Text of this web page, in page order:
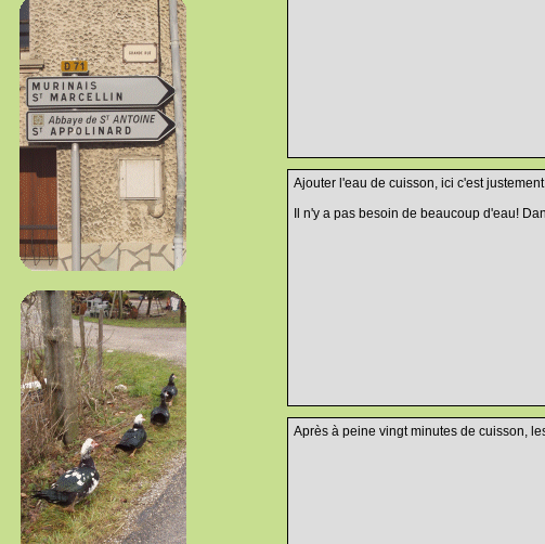
Ajouter l'eau de cuisson, ici c'est
Il n'y a pas besoin de beaucoup d'eau!
Après à peine vingt minutes de cuisson,